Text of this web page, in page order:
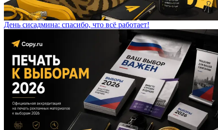
День сисадмина: спасибо, что всё работает!